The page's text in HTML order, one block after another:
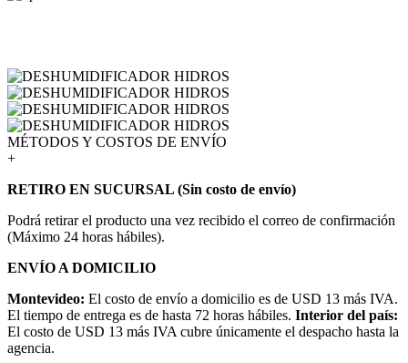
MÉTODOS Y COSTOS DE ENVÍO
+
RETIRO EN SUCURSAL (Sin costo de envío)
Podrá retirar el producto una vez recibido el correo de confirmación
(Máximo 24 horas hábiles).
ENVÍO A DOMICILIO
Montevideo: El costo de envío a domicilio es de USD 13 más IVA.
El tiempo de entrega es de hasta 72 horas hábiles. Interior del país:
El costo de USD 13 más IVA cubre únicamente el despacho hasta la
agencia.